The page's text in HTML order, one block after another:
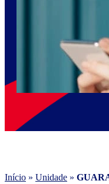
Início » Unidade »